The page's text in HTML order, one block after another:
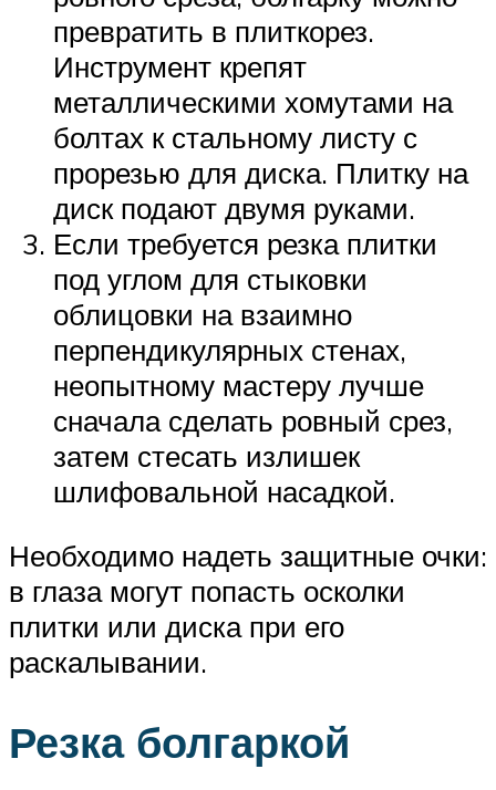
превратить в плиткорез.
Инструмент крепят
металлическими хомутами на
болтах к стальному листу с
прорезью для диска. Плитку на
диск подают двумя руками.
Если требуется резка плитки
под углом для стыковки
облицовки на взаимно
перпендикулярных стенах,
неопытному мастеру лучше
сначала сделать ровный срез,
затем стесать излишек
шлифовальной насадкой.
Необходимо надеть защитные очки:
в глаза могут попасть осколки
плитки или диска при его
раскалывании.
Резка болгаркой